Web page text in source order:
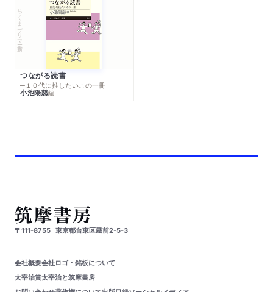
ちくまプリマー新書
つながる読書
─１０代に推したいこの一冊
小池陽慈編
〒111-8755 東京都台東区蔵前2-5-3
会社概要会社ロゴ・銘板について
太宰治賞太宰治と筑摩書房